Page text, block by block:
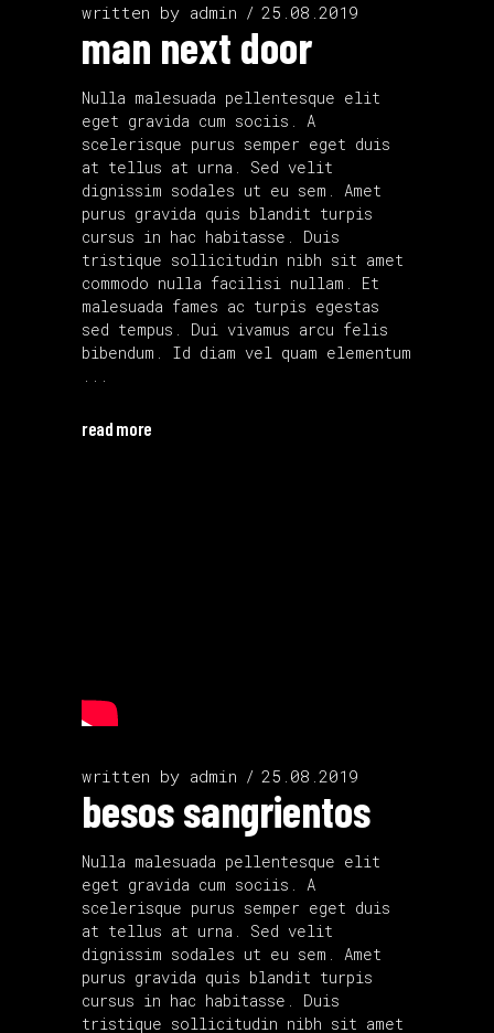
written by admin 25.08.2019
man next door
Nulla malesuada pellentesque elit
eget gravida cum sociis. A
scelerisque purus semper eget duis
at tellus at urna. Sed velit
dignissim sodales ut eu sem. Amet
purus gravida quis blandit turpis
cursus in hac habitasse. Duis
tristique sollicitudin nibh sit amet
commodo nulla facilisi nullam. Et
malesuada fames ac turpis egestas
sed tempus. Dui vivamus arcu felis
bibendum. Id diam vel quam elementum
read more
written by admin 25.08.2019
besos sangrientos
Nulla malesuada pellentesque elit
eget gravida cum sociis. A
scelerisque purus semper eget duis
at tellus at urna. Sed velit
dignissim sodales ut eu sem. Amet
purus gravida quis blandit turpis
cursus in hac habitasse. Duis
tristique sollicitudin nibh sit amet